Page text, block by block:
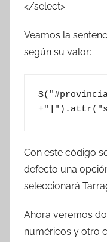
</select>
Veamos la
según su valor:
Con este código
defecto una
seleccionará
Ahora veremos
numéricos y otro